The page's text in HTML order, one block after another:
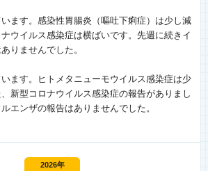
ます。感染性胃腸炎（嘔吐下痢症）は少し減
ウイルス感染症は横ばいです。先週に続きイ
りませんでした。
ます。ヒトメタニューモウイルス感染症は少
新型コロナウイルス感染症の報告がありまし
エンザの報告はありませんでした。
2026年